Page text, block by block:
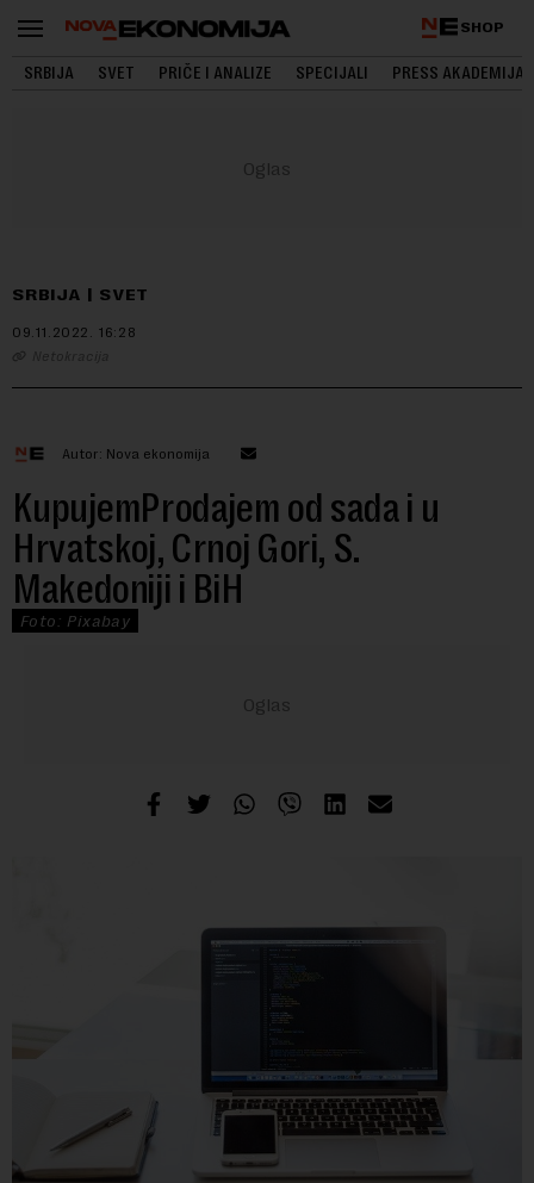
SHOP
SRBIJA SVET PRIČE I ANALIZE SPECIJALI PRESS AKADEMIJA
SRBIJA SVET
09.11.2022. 16:28
Netokracija
Autor: Nova ekonomija
KupujemProdajem od sada i u
Hrvatskoj, Crnoj Gori, S.
Makedoniji i BiH
Foto: Pixabay